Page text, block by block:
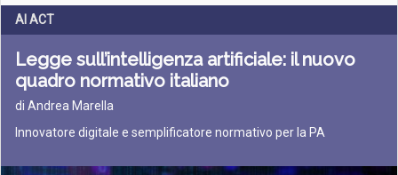
AI ACT
Legge sull’intelligenza artificiale: il nuovo
quadro normativo italiano
di Andrea Marella
Innovatore digitale e semplificatore normativo per la PA